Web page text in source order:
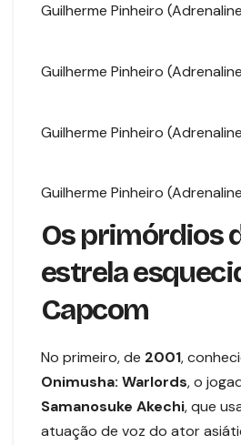
Guilherme Pinheiro
Guilherme Pinheiro
Guilherme Pinheiro
Guilherme Pinheiro
Os primórdios
estrela
Capcom
No primeiro, de 2001,
Onimusha: Warlords, o
Samanosuke Akechi, que
atuação de voz do ator